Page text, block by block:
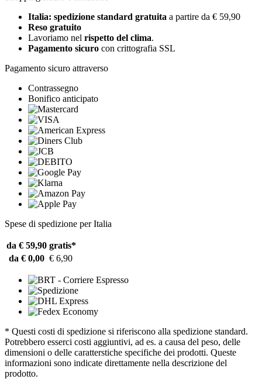
Italia: spedizione standard gratuita a partire da € 59,90
Reso gratuito
Lavoriamo nel rispetto del clima.
Pagamento sicuro con crittografia SSL
Pagamento sicuro attraverso
Contrassegno
Bonifico anticipato
Spese di spedizione per Italia
da € 59,90 gratis*
da € 0,00 € 6,90
* Questi costi di spedizione si riferiscono alla spedizione standard.
Potrebbero esserci costi aggiuntivi, ad es. a causa del peso, delle
dimensioni o delle caratterstiche specifiche dei prodotti. Queste
informazioni sono indicate direttamente nella descrizione del
prodotto.